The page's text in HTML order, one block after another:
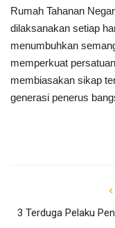
Rubrik
Lampung
Rumah Tahanan
dilaksanakan setiap
menumbuhkan
memperkuat
membiasakan sikap
generasi penerus
3 Terduga Pelaku